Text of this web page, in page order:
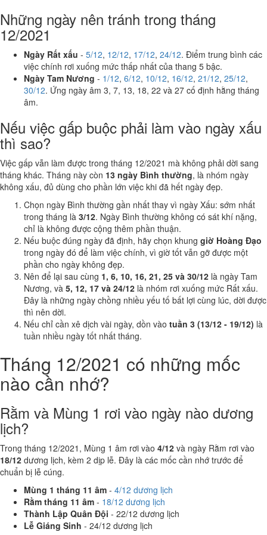
Những ngày nên tránh trong tháng
12/2021
Ngày Rất xấu - 5/12, 12/12, 17/12, 24/12. Điểm trung bình các
việc chính rơi xuống mức thấp nhất của thang 5 bậc.
Ngày Tam Nương - 1/12, 6/12, 10/12, 16/12, 21/12, 25/12,
30/12. Ứng ngày âm 3, 7, 13, 18, 22 và 27 cố định hằng tháng
âm.
Nếu việc gấp buộc phải làm vào ngày xấu
thì sao?
Việc gấp vẫn làm được trong tháng 12/2021 mà không phải dời sang
tháng khác. Tháng này còn 13 ngày Bình thường, là nhóm ngày
không xấu, đủ dùng cho phần lớn việc khi đã hết ngày đẹp.
Chọn ngày Bình thường gần nhất thay vì ngày Xấu: sớm nhất
trong tháng là 3/12. Ngày Bình thường không có sát khí nặng,
chỉ là không được cộng thêm phần thuận.
Nếu buộc đúng ngày đã định, hãy chọn khung giờ Hoàng Đạo
trong ngày đó để làm việc chính, vì giờ tốt vẫn gỡ được một
phần cho ngày không đẹp.
Nên để lại sau cùng 1, 6, 10, 16, 21, 25 và 30/12 là ngày Tam
Nương, và 5, 12, 17 và 24/12 là nhóm rơi xuống mức Rất xấu.
Đây là những ngày chồng nhiều yếu tố bất lợi cùng lúc, dời được
thì nên dời.
Nếu chỉ cần xê dịch vài ngày, dồn vào tuần 3 (13/12 - 19/12) là
tuần nhiều ngày tốt nhất tháng.
Tháng 12/2021 có những mốc
nào cần nhớ?
Rằm và Mùng 1 rơi vào ngày nào dương
lịch?
Trong tháng 12/2021, Mùng 1 âm rơi vào 4/12 và ngày Rằm rơi vào
18/12 dương lịch, kèm 2 dịp lễ. Đây là các mốc cần nhớ trước để
chuẩn bị lễ cúng.
Mùng 1 tháng 11 âm - 4/12 dương lịch
Rằm tháng 11 âm - 18/12 dương lịch
Thành Lập Quân Đội - 22/12 dương lịch
Lễ Giáng Sinh - 24/12 dương lịch